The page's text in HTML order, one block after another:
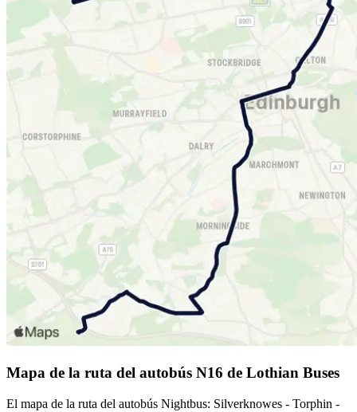
Mapa de la ruta del autobús N16 de Lothian Buses
El mapa de la ruta del autobús Nightbus: Silverknowes - Torphin -